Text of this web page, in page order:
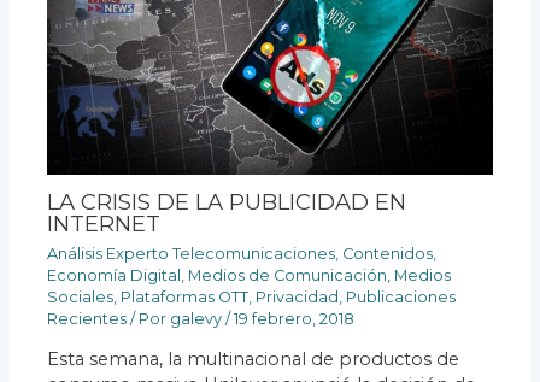
LA CRISIS DE LA PUBLICIDAD EN
INTERNET
Análisis Experto Telecomunicaciones Contenidos
Economía Digital Medios de Comunicación Medios
Sociales Plataformas OTT Privacidad Publicaciones
Recientes / Por galevy/19 febrero, 2018
Esta semana, la multinacional de productos de